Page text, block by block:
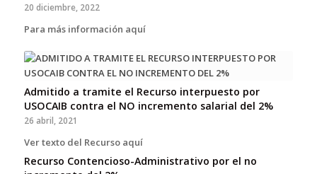
20 diciembre, 2022
Para más información aquí
Admitido a tramite el Recurso interpuesto por
USOCAIB contra el NO incremento salarial del 2%
26 abril, 2021
Ver texto del Recurso aquí
Recurso Contencioso-Administrativo por el no